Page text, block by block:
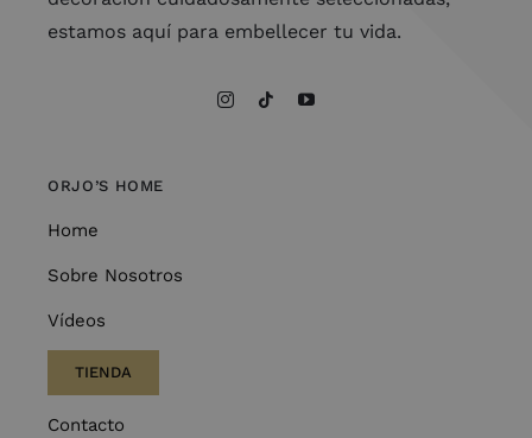
estamos aquí para embellecer tu vida.
ORJO’S HOME
Home
Sobre Nosotros
Vídeos
TIENDA
Contacto